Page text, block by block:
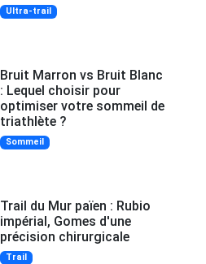
Ultra-trail
Bruit Marron vs Bruit Blanc
: Lequel choisir pour
optimiser votre sommeil de
triathlète ?
Sommeil
Trail du Mur païen : Rubio
impérial, Gomes d'une
précision chirurgicale
Trail